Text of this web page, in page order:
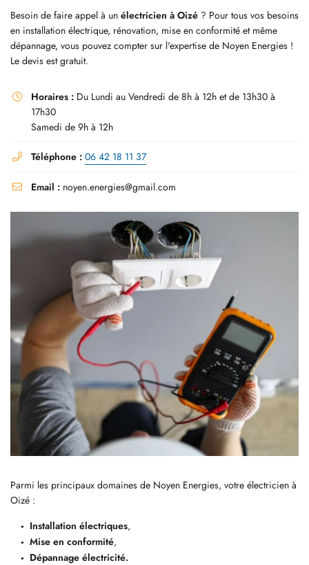
En cochant cette case, vous consentez à recevoir nos propositions commerciales à
Besoin de faire appel à un électricien à Oizé ? Pour tous vos besoins
en installation électrique, rénovation, mise en conformité et même
dépannage, vous pouvez compter sur l'expertise de Noyen Energies !
Le devis est gratuit.
 Horaires : Du Lundi au Vendredi de 8h à 12h et de 13h30 à
17h30
Samedi de 9h à 12h
 Téléphone : 06 42 18 11 37
 Email : noyen.energies@gmail.com
Parmi les principaux domaines de Noyen Energies, votre électricien à
Oizé :
Installation électriques,
Mise en conformité,
Dépannage électricité.